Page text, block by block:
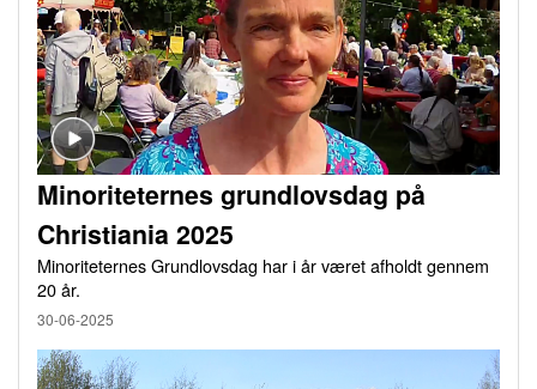
Minoriteternes grundlovsdag på
Christiania 2025
Minoriteternes Grundlovsdag har i år været afholdt gennem
20 år.
30-06-2025